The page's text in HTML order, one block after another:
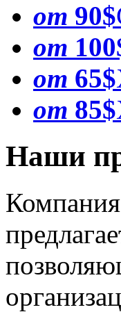
от 90$
от
от 65$
от 85$
Наши